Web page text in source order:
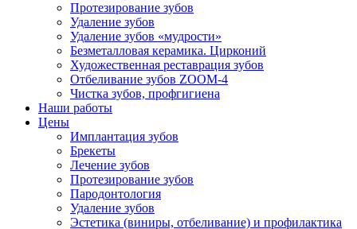
Протезирование зубов
Удаление зубов
Удаление зубов «мудрости»
Безметалловая керамика. Цирконий
Художественная реставрация зубов
Отбеливание зубов ZOOM-4
Чистка зубов, профгигиена
Наши работы
Цены
Имплантация зубов
Брекеты
Лечение зубов
Протезирование зубов
Пародонтология
Удаление зубов
Эстетика (виниры, отбеливание) и профилактика